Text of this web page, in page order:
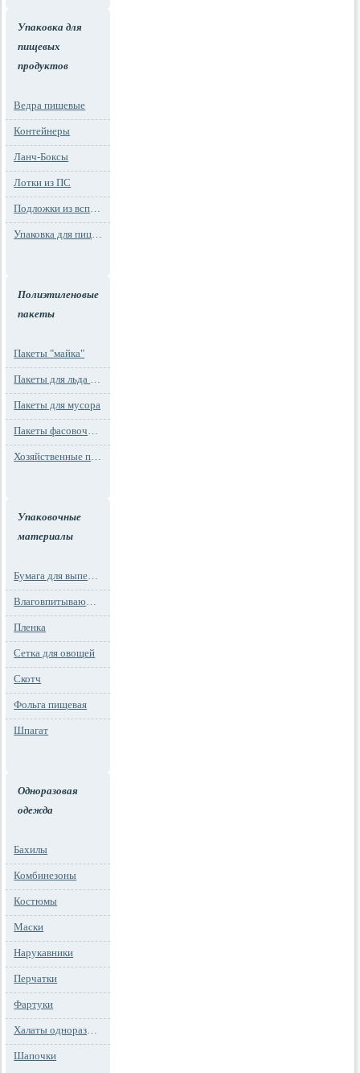
Упаковка для
пищевых
продуктов
Ведра пищевые
Контейнеры
Ланч-Боксы
Лотки из ПС
Подложки из вспененного ПС
Упаковка для пиццы
Полиэтиленовые
пакеты
Пакеты "майка"
Пакеты для льда и заморозки
Пакеты для мусора
Пакеты фасовочные
Хозяйственные пакеты
Упаковочные
материалы
Бумага для выпечки
Влаговпитывающие вкладыши
Пленка
Сетка для овощей
Скотч
Фольга пищевая
Шпагат
Одноразовая
одежда
Бахилы
Комбинезоны
Костюмы
Маски
Нарукавники
Перчатки
Фартуки
Халаты одноразовые
Шапочки